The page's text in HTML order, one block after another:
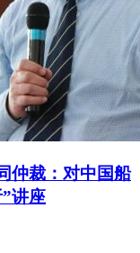
仲裁：对中国船
讲座